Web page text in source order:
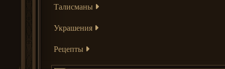
Талисманы
Украшения
Рецепты